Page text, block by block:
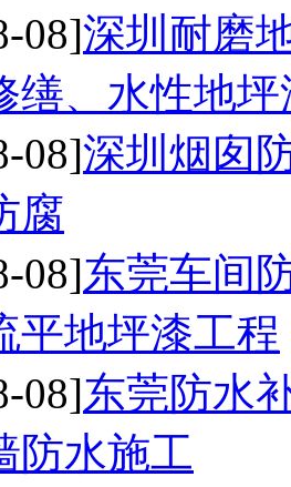
08]深圳耐磨
缮、水性地
08]深圳烟囱
腐
08]东莞车间
平地坪漆工程
08]东莞防水
防水施工